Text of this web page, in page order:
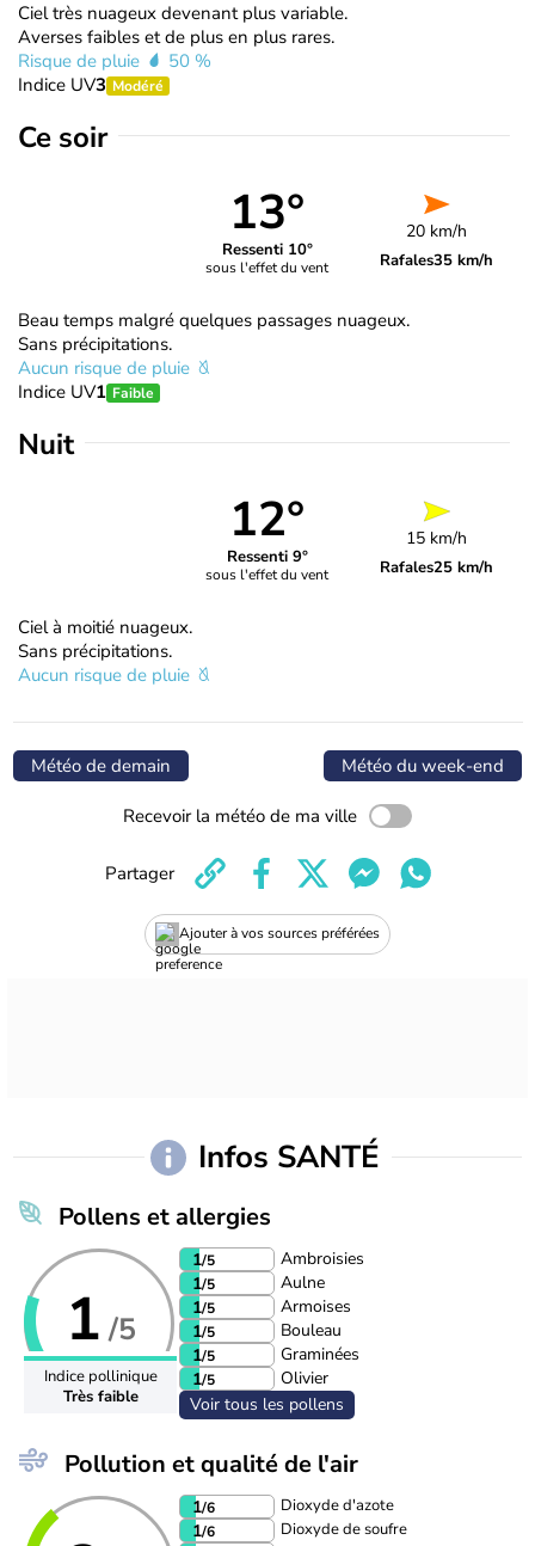
Ciel très nuageux devenant plus variable.
Averses faibles et de plus en plus rares.
Risque de pluie
50 %
Indice UV3 Modéré
Ce soir
13°
Ressenti 10°
sous l'effet du vent
20 km/h
Rafales35 km/h
Beau temps malgré quelques passages nuageux.
Sans précipitations.
Aucun risque de pluie
Indice UV1 Faible
Nuit
12°
Ressenti 9°
sous l'effet du vent
15 km/h
Rafales25 km/h
Ciel à moitié nuageux.
Sans précipitations.
Aucun risque de pluie
Météo de demain Météo du week-end
Recevoir la météo de ma ville
Ajouter à vos sources préférées
Partager
Infos SANTÉ
Pollens et allergies
1 /5
Indice pollinique
Très faible
1/5
Ambroisies
1/5
Aulne
1/5
Armoises
1/5
Bouleau
1/5
Graminées
1/5
Olivier
Voir tous les pollens
Pollution et qualité de l'air
1/6 Dioxyde d'azote
1/6 Dioxyde de soufre